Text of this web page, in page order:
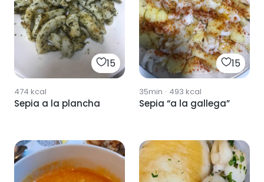
15
474 kcal
Sepia a la plancha
15
35min · 493 kcal
Sepia “a la gallega”